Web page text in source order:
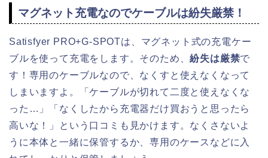
マグネット充電なのでケーブルは紛失厳禁！
Satisfyer PRO+G-SPOTは、マグネット式の充電ケー
ブルを使って充電をします。そのため、紛失は厳禁で
す！専用のケーブルなので、なくすと使えなくなって
しまいますよ。「ケーブルが切れて二度と使えなくな
った…」「なくしたから充電器だけ買おうと思ったら
高いな！」という口コミも見かけます。なくさないよ
うに本体と一緒に保管するか、専用のケースなどに入